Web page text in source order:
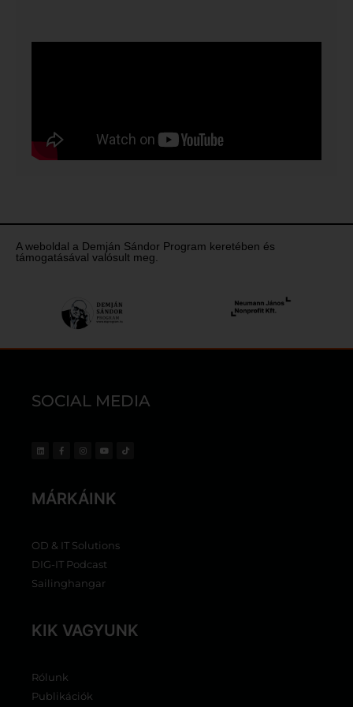
A weboldal a Demján Sándor Program keretében és
támogatásával valósult meg.
SOCIAL MEDIA
MÁRKÁINK
OD & IT Solutions
DIG-IT Podcast
Sailinghangar
KIK VAGYUNK
Rólunk
Publikációk